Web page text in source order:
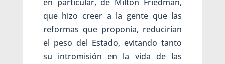
en particular, de Milton Friedman,
que hizo creer a la gente que las
reformas que proponía, reducirían
el peso del Estado, evitando tanto
su intromisión en la vida de las